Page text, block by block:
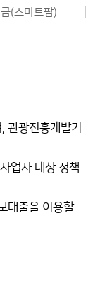
(스마트팜)
관광진흥개발기
업자 대상 정책
대출을 이용할